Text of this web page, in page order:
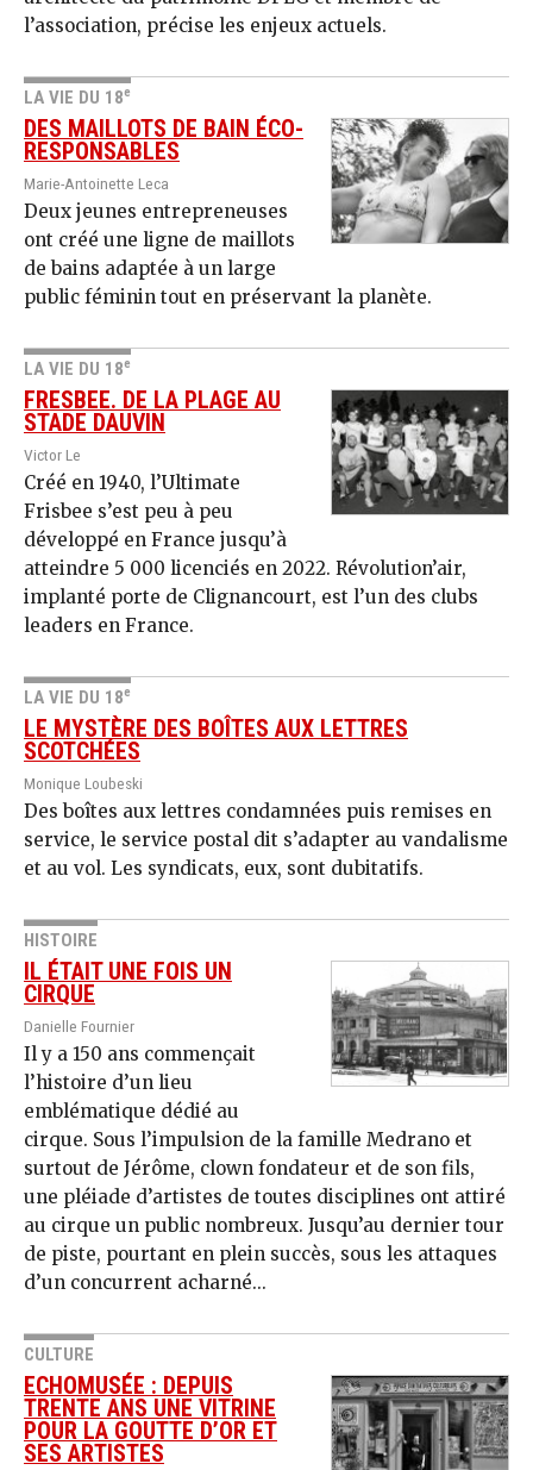
l’association, précise les enjeux actuels.
LA VIE DU 18e
DES MAILLOTS DE BAIN ÉCO-
RESPONSABLES
Marie-Antoinette Leca
Deux jeunes entrepreneuses
ont créé une ligne de maillots
de bains adaptée à un large
public féminin tout en préservant la planète.
LA VIE DU 18e
FRESBEE. DE LA PLAGE AU
STADE DAUVIN
Victor Le
Créé en 1940, l’Ultimate
Frisbee s’est peu à peu
développé en France jusqu’à
atteindre 5 000 licenciés en 2022. Révolution’air,
implanté porte de Clignancourt, est l’un des clubs
leaders en France.
LA VIE DU 18e
LE MYSTÈRE DES BOÎTES AUX LETTRES
SCOTCHÉES
Monique Loubeski
Des boîtes aux lettres condamnées puis remises en
service, le service postal dit s’adapter au vandalisme
et au vol. Les syndicats, eux, sont dubitatifs.
HISTOIRE
IL ÉTAIT UNE FOIS UN
CIRQUE
Danielle Fournier
Il y a 150 ans commençait
l’histoire d’un lieu
emblématique dédié au
cirque. Sous l’impulsion de la famille Medrano et
surtout de Jérôme, clown fondateur et de son fils,
une pléiade d’artistes de toutes disciplines ont attiré
au cirque un public nombreux. Jusqu’au dernier tour
de piste, pourtant en plein succès, sous les attaques
d’un concurrent acharné...
CULTURE
ECHOMUSÉE : DEPUIS
TRENTE ANS UNE VITRINE
POUR LA GOUTTE D’OR ET
SES ARTISTES